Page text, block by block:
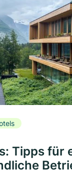
Tipps für